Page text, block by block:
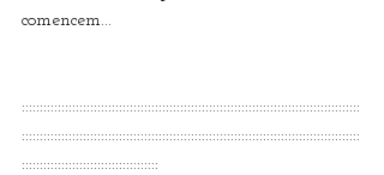
comencem...
::::::::::::::::::::::::::::::::::::::::::::::::::::::::::::::::::::::::::::::::::::::::::::::
::::::::::::::::::::::::::::::::::::::::::::::::::::::::::::::::::::::::::::::::::::::::::::::
::::::::::::::::::::::::::::::::::::::